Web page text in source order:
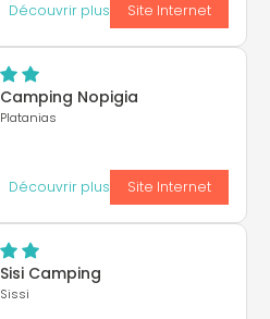
Découvrir plus Site Internet
Camping Nopigia
Platanias
Découvrir plus Site Internet
Sisi Camping
Sissi